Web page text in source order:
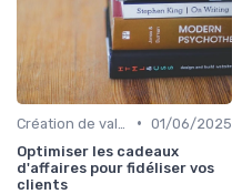
• 01/06/2025
Optimiser les cadeaux
d'affaires pour fidéliser vos
clients